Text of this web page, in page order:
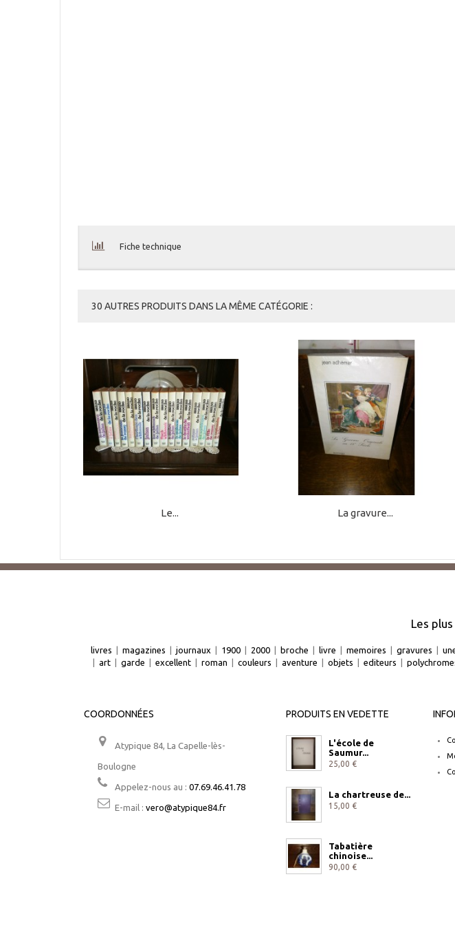
Fiche technique
30 AUTRES PRODUITS DANS LA MÊME CATÉGORIE :
Le... La gravure...
Les
livres | magazines | journaux | 1900 | 2000 | broche | livre | memoires | gravures |
| art | garde | excellent | roman | couleurs | aventure | objets | editeurs |
COORDONNÉES
Atypique 84, La Capelle-lès-
Boulogne
Appelez-nous au : 07.69.46.41.78
E-mail : vero@atypique84.fr
PRODUITS EN VEDETTE
L'école de
Saumur...
25,00 €
La chartreuse de...
15,00 €
Tabatière
chinoise...
90,00 €